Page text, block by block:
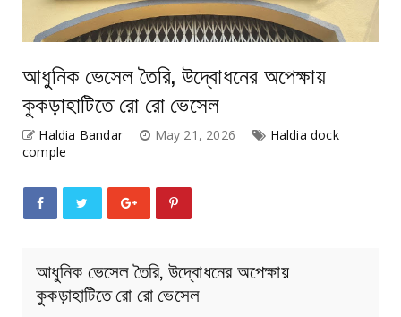
আধুনিক ভেসেল তৈরি, উদ্বোধনের অপেক্ষায়
কুকড়াহাটিতে রো রো ভেসেল
Haldia Bandar May 21, 2026
Haldia dock
comple
আধুনিক ভেসেল তৈরি, উদ্বোধনের অপেক্ষায়
কুকড়াহাটিতে রো রো ভেসেল